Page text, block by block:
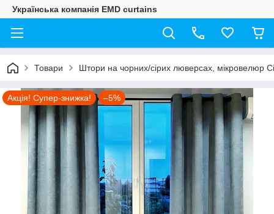
Українська компанія EMD curtains
Товари Штори на чорних/сірих люверсах, мікровелюр
Акція! Супер-знижка! –5%